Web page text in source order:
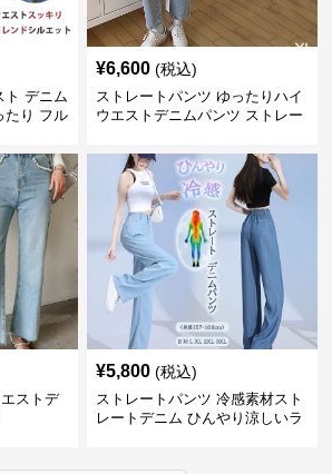
ト デニム
たり フル
¥6,600 (税込)
ストレートパンツ ゆったりハイ
ウエストデニムパンツ ストレー
ストデ
¥5,800 (税込)
ストレートパンツ 冷感素材スト
レートデニム ひんやり涼しいラ